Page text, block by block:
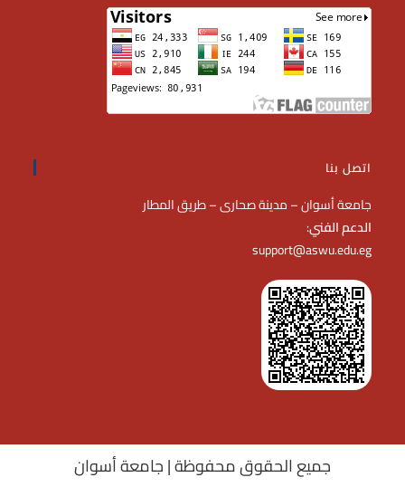
اتصل بنا
جامعة أسوان – مدينة صحارى – طريق المطار
:الدعم الفني
support@aswu.edu.eg
جميع الحقوق محفوظة | جامعة أسوان